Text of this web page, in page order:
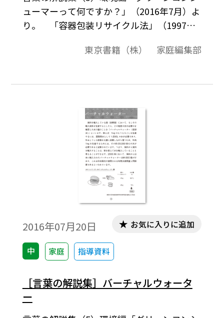
ューマーって何ですか？」（2016年7月）よ
り。 「容器包装リサイクル法」（1997年
るごみの重量の約2～3割， 容積で約6割を占
の促進等により，廃棄物の減量化を図ると
東京書籍（株） 家庭編集部
2016年07月20日
中 家庭 指導資料
お気に入りに追加
［言葉の解説集］バーチャルウォータ
ー